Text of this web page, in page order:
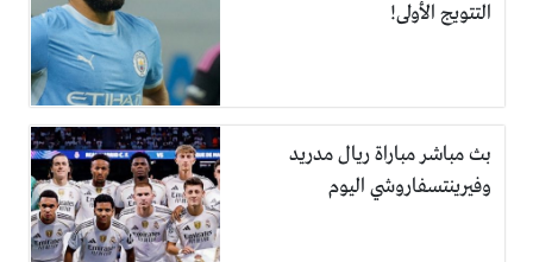
التتويج الأولى!
بث مباشر مباراة ريال مدريد
وفيرينتسفاروشي اليوم